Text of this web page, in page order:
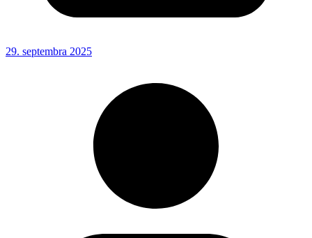
29. septembra 2025